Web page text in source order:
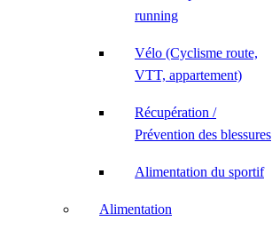
running
Vélo (Cyclisme route,
VTT, appartement)
Récupération /
Prévention des blessures
Alimentation du sportif
Alimentation